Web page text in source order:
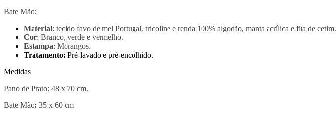
Bate Mão:
Material: tecido favo de mel Portugal, tricoline e renda 100% algodão, manta acrílica e fita de cetim.
Cor: Branco, verde e vermelho.
Estampa: Morangos.
Tratamento: Pré-lavado e pré-encolhido.
Medidas
Pano de Prato: 48 x 70 cm.
Bate Mão: 35 x 60 cm